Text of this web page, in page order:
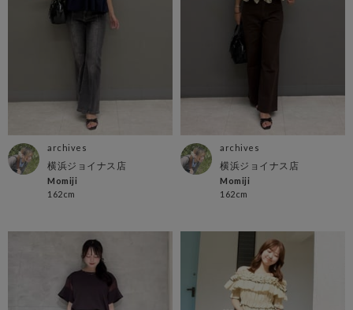
archives
横浜ジョイナス店
Momiji
162cm
archives
横浜ジョイナス店
Momiji
162cm